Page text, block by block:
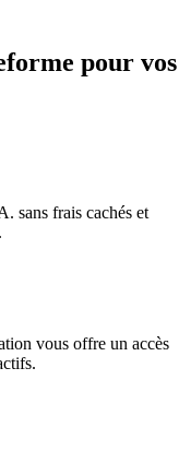
pour vos
sans frais cachés et
vous offre un accès